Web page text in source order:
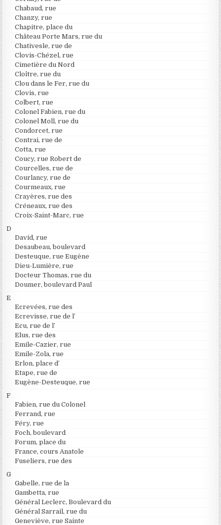
Chabaud, rue
Chanzy, rue
Chapitre, place du
Château Porte Mars, rue du
Chativesle, rue de
Clovis-Chézel, rue
Cimetière du Nord
Cloître, rue du
Clou dans le Fer, rue du
Clovis, rue
Colbert, rue
Colonel Fabien, rue du
Colonel Moll, rue du
Condorcet, rue
Contrai, rue de
Cotta, rue
Coucy, rue Robert de
Courcelles, rue de
Courlancy, rue de
Courmeaux, rue
Crayères, rue des
Créneaux, rue des
Croix-Saint-Marc, rue
D
David, rue
Desaubeau, boulevard
Desteuque, rue Eugène
Dieu-Lumière, rue
Docteur Thomas, rue du
Doumer, boulevard Paul
E
Ecrevées, rue des
Ecrevisse, rue de l’
Ecu, rue de l’
Elus, rue des
Emile-Cazier, rue
Emile-Zola, rue
Erlon, place d’
Etape, rue de
Eugène-Desteuque, rue
F
Fabien, rue du Colonel
Ferrand, rue
Féry, rue
Foch, boulevard
Forum, place du
France, cours Anatole
Fuseliers, rue des
G
Gabelle, rue de la
Gambetta, rue
Général Leclerc, Boulevard du
Général Sarrail, rue du
Geneviève, rue Sainte